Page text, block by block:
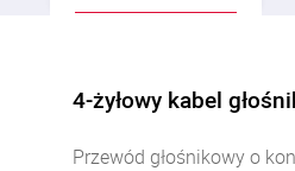
4-żyłowy kabel
Przewód głośnikowy o